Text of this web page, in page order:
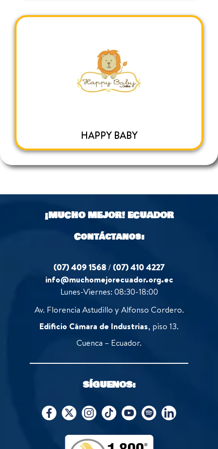
HAPPY BABY
¡MUCHO MEJOR!ECUADOR
Contáctanos:
(07) 409 1568 /(07) 410 4227
info@muchomejorecuador.org.ec
Lunes-Viernes: 08:30-18:00
Av. Florencia Astudillo y Alfonso Cordero.
Edificio Cámara de Industrias, piso 13.
Cuenca – Ecuador.
SÍGUENOS: